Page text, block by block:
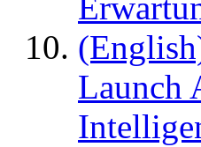
Launch